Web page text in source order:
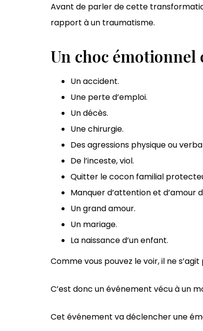
Avant de parler de cette
rapport à un traumatisme.
Un choc émotionnel
Un accident.
Une perte d’emploi.
Un décès.
Une chirurgie.
Des agressions physique ou
De l’inceste, viol.
Quitter le cocon familial
Manquer d’attention et d’amour
Un grand amour.
Un mariage.
La naissance d’un enfant.
Comme vous pouvez le voir, il ne
C’est donc un événement vécu à un
Cet événement va déclencher une